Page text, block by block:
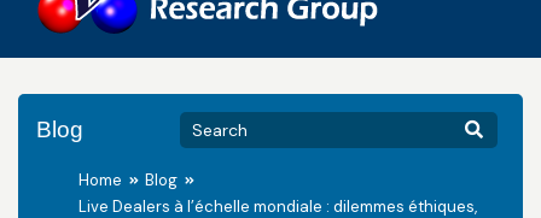
Blog
Home
Blog
Live Dealers à l’échelle mondiale : dilemmes éthiques,